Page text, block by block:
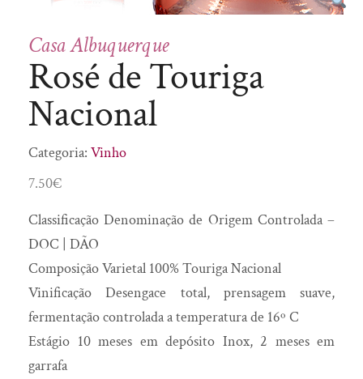
Doces
Enchidos
Flor de Sal
Fruta desidratada
Fumeiro
Geleia Real
Granola
Infusões
Licores
Manteiga Corporal
Mel
Saber Intemporal
SóSabão
To Mush
Casa Albuquerque
Rosé de Touriga
Nacional
Categoria: Vinho
7.50€
Classificação Denominação de Origem Controlada –
DOC | DÃO
Composição Varietal 100% Touriga Nacional
Vinificação Desengace total, prensagem suave,
fermentação controlada a temperatura de 16º C
Estágio 10 meses em depósito Inox, 2 meses em
garrafa